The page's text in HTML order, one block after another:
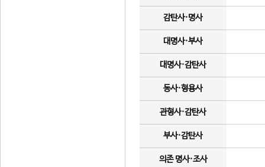
감탄사·명사
대명사·부사
대명사·감탄사
동사·형용사
관형사·감탄사
부사·감탄사
의존 명사·조사